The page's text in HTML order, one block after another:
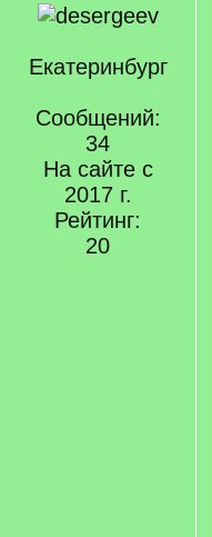
Екатеринбург
Сообщений:
34
На сайте с
2017 г.
Рейтинг:
20